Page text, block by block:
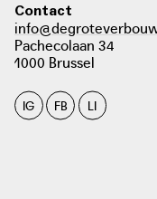
Contact
Pachecolaan 34
1000 Brussel
IG FB LI